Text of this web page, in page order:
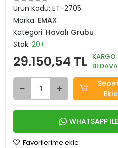
Ürün Kodu: ET-2705
Marka: EMAX
Kategori: Havalı Grubu
Stok: 20+
29.150,54 TL KARGO
BEDAVA
Ekle
WHATSAPP
Favorilerime ekle